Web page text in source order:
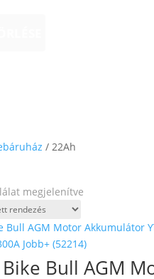
/ 22Ah
megjelenítve
Bull AGM